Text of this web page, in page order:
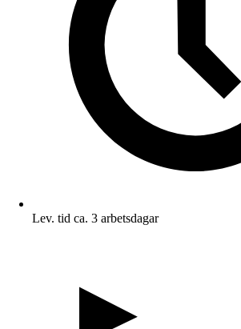
Lev. tid ca. 3 arbetsdagar